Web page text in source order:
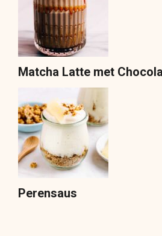
Matcha Latte met
Perensaus